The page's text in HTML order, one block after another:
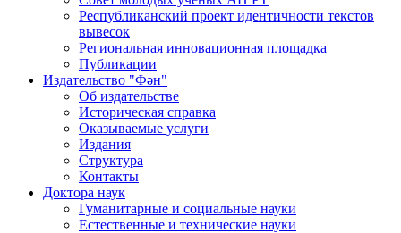
Республиканский проект идентичности текстов
вывесок
Региональная инновационная площадка
Публикации
Издательство "Фән"
Об издательстве
Историческая справка
Оказываемые услуги
Издания
Структура
Контакты
Доктора наук
Гуманитарные и социальные науки
Естественные и технические науки